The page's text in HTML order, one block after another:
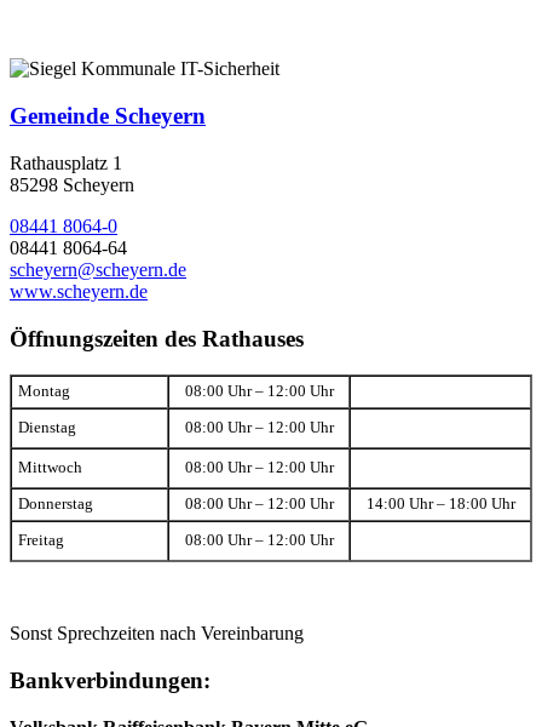
Gemeinde Scheyern
Rathausplatz 1
85298 Scheyern
08441 8064-0
08441 8064-64
scheyern@scheyern.de
www.scheyern.de
Öffnungszeiten des Rathauses
Montag 08:00 Uhr – 12:00 Uhr
Dienstag 08:00 Uhr – 12:00 Uhr
Mittwoch 08:00 Uhr – 12:00 Uhr
Donnerstag 08:00 Uhr – 12:00 Uhr 14:00 Uhr – 18:00 Uhr
Freitag 08:00 Uhr – 12:00 Uhr
Sonst Sprechzeiten nach Vereinbarung
Bankverbindungen: